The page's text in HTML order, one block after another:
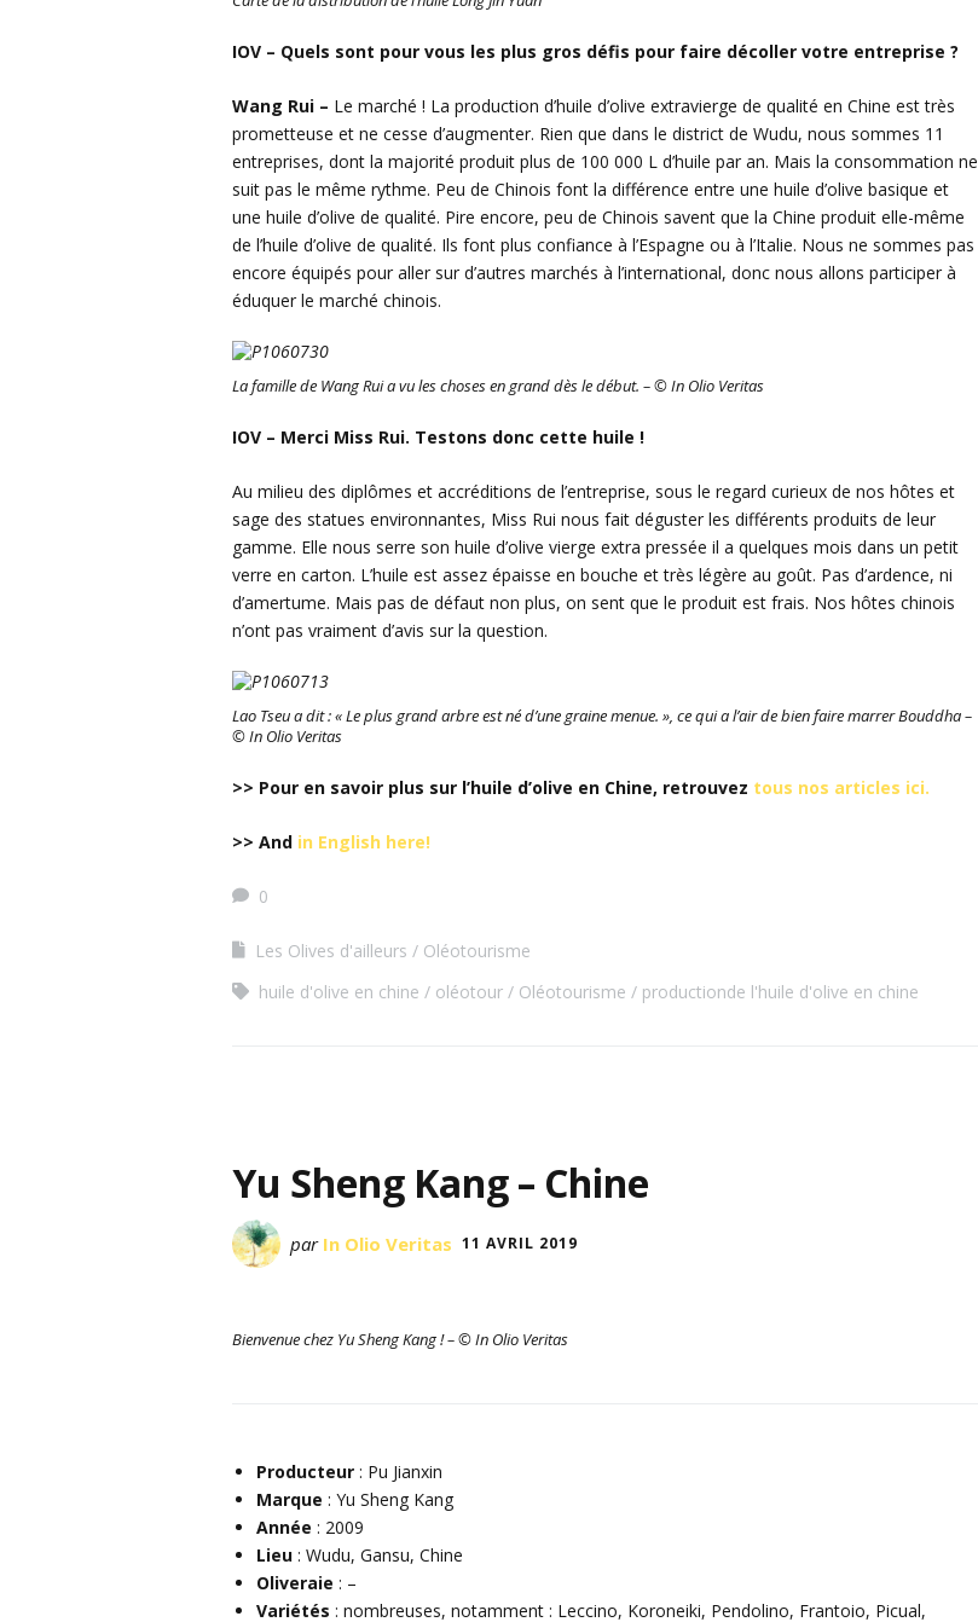
IOV – Quels sont pour vous les plus gros défis pour faire décoller votre entreprise ?
Wang Rui – Le marché ! La production d’huile d’olive extravierge de qualité en Chine est très
prometteuse et ne cesse d’augmenter. Rien que dans le district de Wudu, nous sommes 11
entreprises, dont la majorité produit plus de 100 000 L d’huile par an. Mais la consommation ne
suit pas le même rythme. Peu de Chinois font la différence entre une huile d’olive basique et
une huile d’olive de qualité. Pire encore, peu de Chinois savent que la Chine produit elle-même
de l’huile d’olive de qualité. Ils font plus confiance à l’Espagne ou à l’Italie. Nous ne sommes pas
encore équipés pour aller sur d’autres marchés à l’international, donc nous allons participer à
éduquer le marché chinois.
La famille de Wang Rui a vu les choses en grand dès le début. – © In Olio Veritas
IOV – Merci Miss Rui. Testons donc cette huile !
Au milieu des diplômes et accréditions de l’entreprise, sous le regard curieux de nos hôtes et
sage des statues environnantes, Miss Rui nous fait déguster les différents produits de leur
gamme. Elle nous serre son huile d’olive vierge extra pressée il a quelques mois dans un petit
verre en carton. L’huile est assez épaisse en bouche et très légère au goût. Pas d’ardence, ni
d’amertume. Mais pas de défaut non plus, on sent que le produit est frais. Nos hôtes chinois
n’ont pas vraiment d’avis sur la question.
Lao Tseu a dit : « Le plus grand arbre est né d’une graine menue. », ce qui a l’air de bien faire marrer Bouddha –
© In Olio Veritas
>> Pour en savoir plus sur l’huile d’olive en Chine, retrouvez tous nos articles ici.
>> And in English here!
0
Les Olives d'ailleurs
Oléotourisme
huile d'olive en chine
oléotour Oléotourisme productionde l'huile d'olive en chine
Yu Sheng Kang – Chine
par In Olio Veritas 11 AVRIL 2019
Bienvenue chez Yu Sheng Kang ! – © In Olio Veritas
Producteur : Pu Jianxin
Marque : Yu Sheng Kang
Année : 2009
Lieu : Wudu, Gansu, Chine
Oliveraie : –
Variétés : nombreuses, notamment : Leccino, Koroneiki, Pendolino, Frantoio, Picual,